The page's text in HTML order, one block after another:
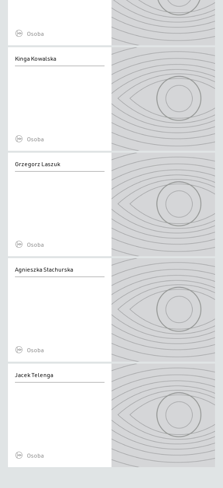
Osoba
Kowalska
Kinga Kowalska
Osoba
Laszuk
Grzegorz Laszuk
Osoba
Stachurska
Agnieszka Stachurska
Osoba
Telenga
Jacek Telenga
Osoba